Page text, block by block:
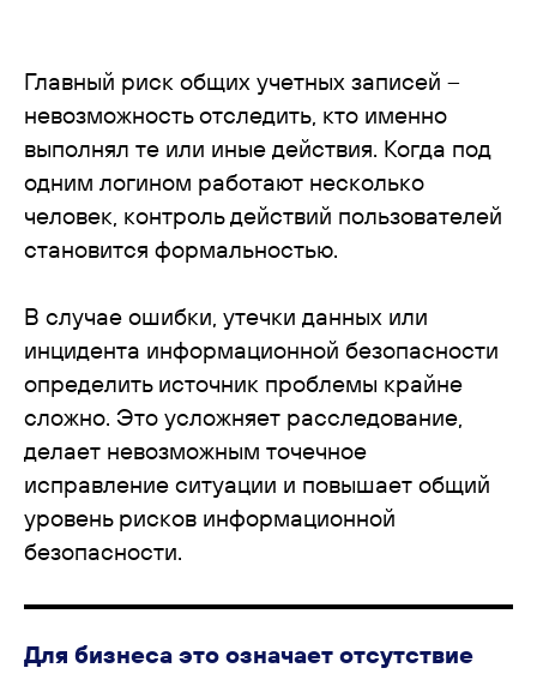
Главный риск общих учетных записей –
невозможность отследить, кто именно
выполнял те или иные действия. Когда под
одним логином работают несколько
человек, контроль действий пользователей
становится формальностью.
В случае ошибки, утечки данных или
инцидента информационной безопасности
определить источник проблемы крайне
сложно. Это усложняет расследование,
делает невозможным точечное
исправление ситуации и повышает общий
уровень рисков информационной
безопасности.
Для бизнеса это означает отсутствие